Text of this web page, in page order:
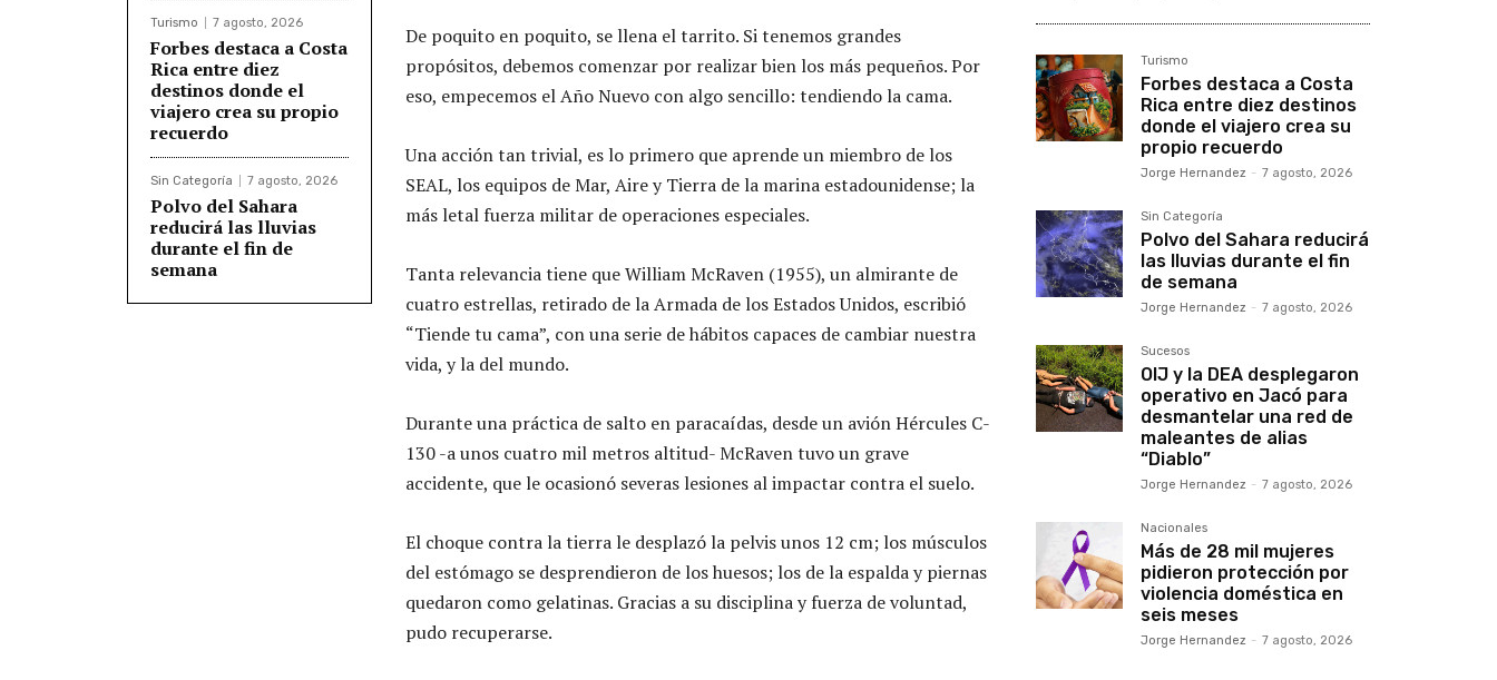
Turismo 7 agosto, 2026
Forbes destaca a Costa
Rica entre diez
destinos donde el
viajero crea su propio
recuerdo
Sin Categoría 7 agosto, 2026
Polvo del Sahara
reducirá las lluvias
durante el fin de
semana
De poquito en poquito, se llena el tarrito. Si tenemos grandes
propósitos, debemos comenzar por realizar bien los más pequeños. Por
eso, empecemos el Año Nuevo con algo sencillo: tendiendo la cama.
Una acción tan trivial, es lo primero que aprende un miembro de los
SEAL, los equipos de Mar, Aire y Tierra de la marina estadounidense; la
más letal fuerza militar de operaciones especiales.
Tanta relevancia tiene que William McRaven (1955), un almirante de
cuatro estrellas, retirado de la Armada de los Estados Unidos, escribió
“Tiende tu cama”, con una serie de hábitos capaces de cambiar nuestra
vida, y la del mundo.
Durante una práctica de salto en paracaídas, desde un avión Hércules C-
130 -a unos cuatro mil metros altitud- McRaven tuvo un grave
accidente, que le ocasionó severas lesiones al impactar contra el suelo.
El choque contra la tierra le desplazó la pelvis unos 12 cm; los músculos
del estómago se desprendieron de los huesos; los de la espalda y piernas
quedaron como gelatinas. Gracias a su disciplina y fuerza de voluntad,
pudo recuperarse.
Turismo
Forbes destaca a Costa
Rica entre diez destinos
donde el viajero crea su
propio recuerdo
Jorge Hernandez - 7 agosto, 2026
Sin Categoría
Polvo del Sahara reducirá
las lluvias durante el fin
de semana
Jorge Hernandez - 7 agosto, 2026
Sucesos
OIJ y la DEA desplegaron
operativo en Jacó para
desmantelar una red de
maleantes de alias
“Diablo”
Jorge Hernandez - 7 agosto, 2026
Nacionales
Más de 28 mil mujeres
pidieron protección por
violencia doméstica en
seis meses
Jorge Hernandez - 7 agosto, 2026